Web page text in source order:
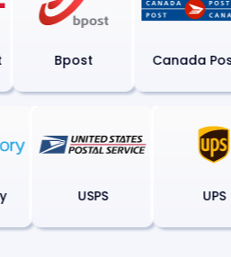
Bpost Canada Post
USPS UPS